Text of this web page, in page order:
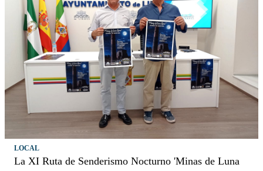
LOCAL
La XI Ruta de Senderismo Nocturno 'Minas de Luna